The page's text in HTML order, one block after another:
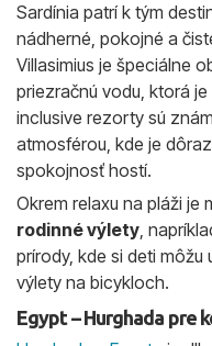
Sardínia patrí k tým
nádherné, pokojné a
Villasimius je špeciálne
priezračnú vodu, ktorá
inclusive rezorty sú
atmosférou, kde je
spokojnosť hostí.
Okrem relaxu na pláži je
rodinné výlety,
prírody, kde si deti môžu
výlety na bicykloch.
Egypt – Hurghada pre